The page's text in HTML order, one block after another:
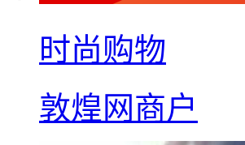
时尚购物
敦煌网商户